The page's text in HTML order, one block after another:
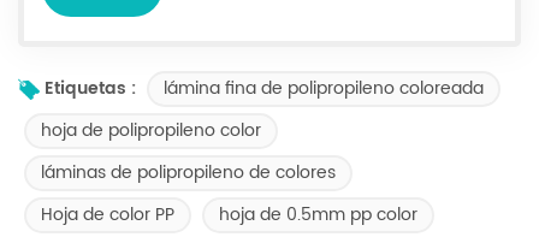
Etiquetas :
lámina fina de polipropileno coloreada
hoja de polipropileno color
láminas de polipropileno de colores
Hoja de color PP
hoja de 0.5mm pp color